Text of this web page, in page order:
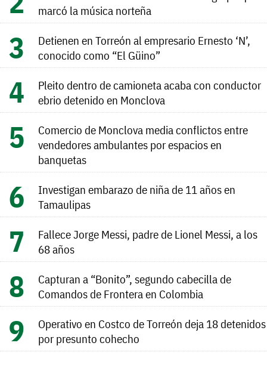
marcó la música norteña
Detienen en Torreón al empresario Ernesto ‘N’,
conocido como “El Güino”
Pleito dentro de camioneta acaba con conductor
ebrio detenido en Monclova
Comercio de Monclova media conflictos entre
vendedores ambulantes por espacios en
banquetas
Investigan embarazo de niña de 11 años en
Tamaulipas
Fallece Jorge Messi, padre de Lionel Messi, a los
68 años
Capturan a “Bonito”, segundo cabecilla de
Comandos de Frontera en Colombia
Operativo en Costco de Torreón deja 18 detenidos
por presunto cohecho